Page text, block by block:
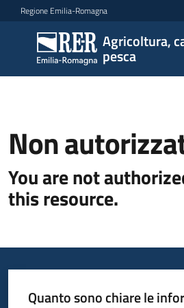
Vai al contenuto
Vai alla navigazione
Vai al footer
Regione Emilia-Romagna
Agricoltura,
pesca
Agricoltura,
caccia e
pesca
Programma
Opportunità
Disposizioni
attuative
Non
You are not
this resource.
Quanto sono chiare le